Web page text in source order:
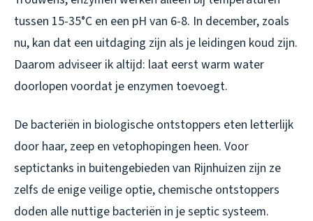
tussen 15-35°C en een pH van 6-8. In december, zoals
nu, kan dat een uitdaging zijn als je leidingen koud zijn.
Daarom adviseer ik altijd: laat eerst warm water
doorlopen voordat je enzymen toevoegt.
De bacteriën in biologische ontstoppers eten letterlijk
door haar, zeep en vetophopingen heen. Voor
septictanks in buitengebieden van Rijnhuizen zijn ze
zelfs de enige veilige optie, chemische ontstoppers
doden alle nuttige bacteriën in je septic systeem.